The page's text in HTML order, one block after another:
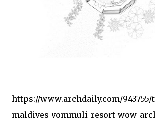
https://www.archdaily.com/
maldives-vommuli-resort-wow-